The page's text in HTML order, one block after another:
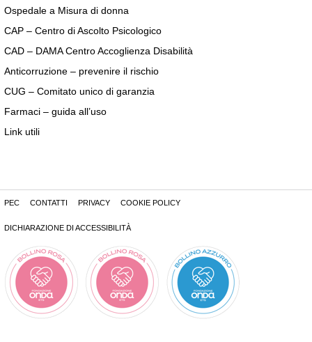
Ospedale a Misura di donna
CAP – Centro di Ascolto Psicologico
CAD – DAMA Centro Accoglienza Disabilità
Anticorruzione – prevenire il rischio
CUG – Comitato unico di garanzia
Farmaci – guida all’uso
Link utili
PEC CONTATTI PRIVACY COOKIE POLICY
DICHIARAZIONE DI ACCESSIBILITÀ